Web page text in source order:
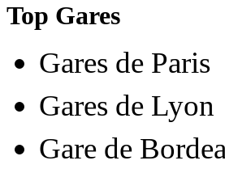
Top Gares
Gares de Paris
Gares de Lyon
Gare de